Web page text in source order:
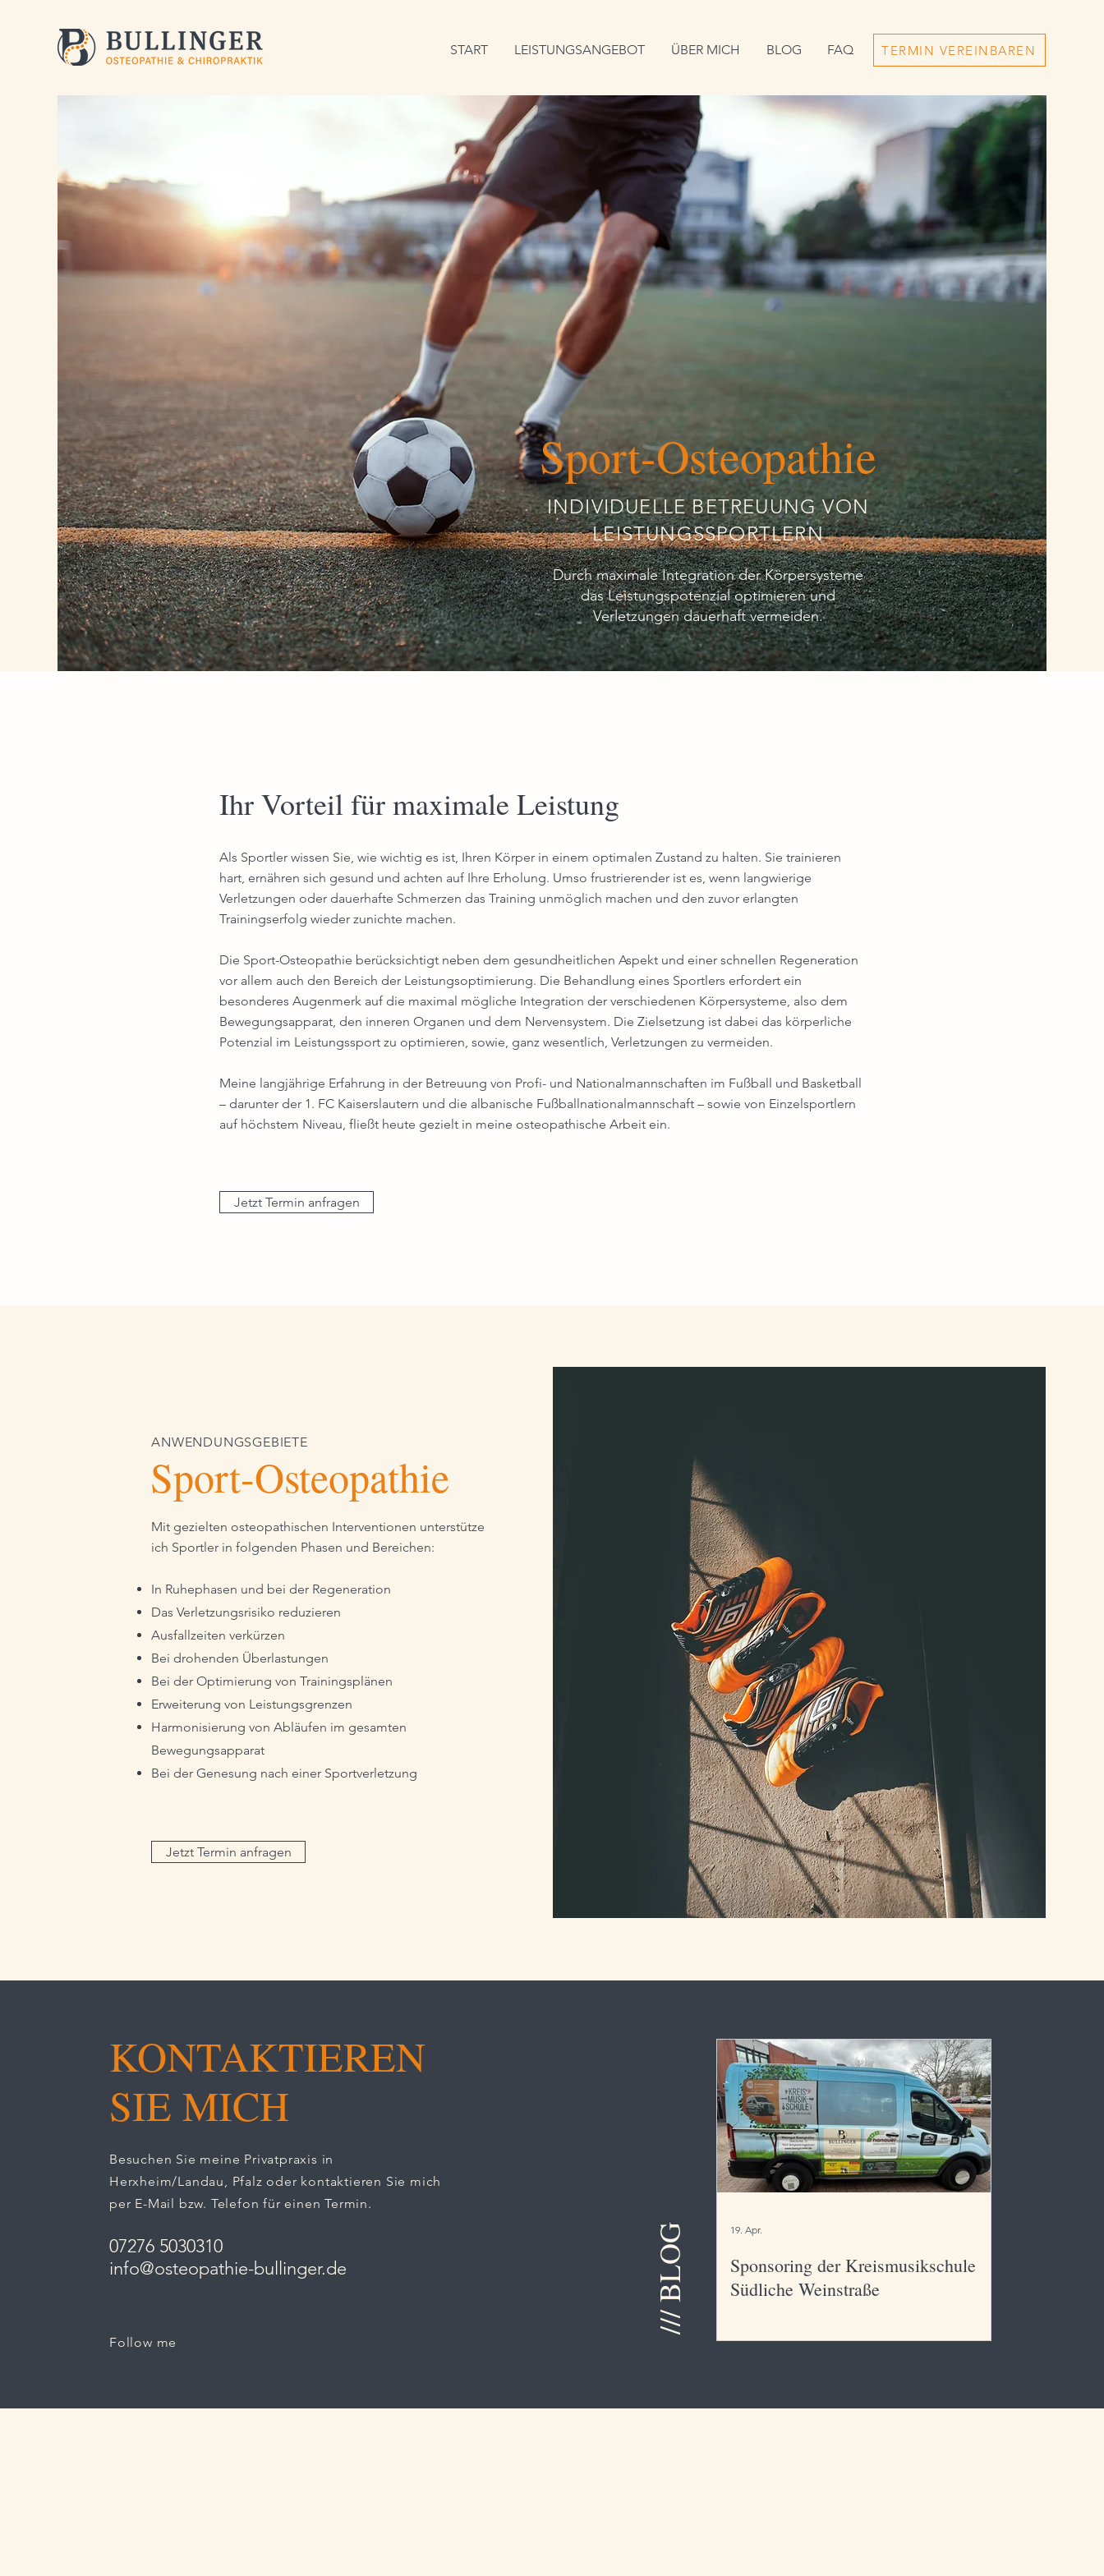
START LEISTUNGSANGEBOT ÜBER MICH BLOG FAQ TERMIN VEREINBAREN
Sport-Osteopathie
INDIVIDUELLE BETREUUNG VON
LEISTUNGSSPORTLERN
Durch maximale Integration der Körpersysteme
das Leistungspotenzial optimieren und
Verletzungen dauerhaft vermeiden.
Ihr Vorteil für maximale Leistung
Als Sportler wissen Sie, wie wichtig es ist, Ihren Körper in einem optimalen Zustand zu halten. Sie trainieren
hart, ernähren sich gesund und achten auf Ihre Erholung. Umso frustrierender ist es, wenn langwierige
Verletzungen oder dauerhafte Schmerzen das Training unmöglich machen und den zuvor erlangten
Trainingserfolg wieder zunichte machen.
Die Sport-Osteopathie berücksichtigt neben dem gesundheitlichen Aspekt und einer schnellen Regeneration
vor allem auch den Bereich der Leistungsoptimierung. Die Behandlung eines Sportlers erfordert ein
besonderes Augenmerk auf die maximal mögliche Integration der verschiedenen Körpersysteme, also dem
Bewegungsapparat, den inneren Organen und dem Nervensystem. Die Zielsetzung ist dabei das körperliche
Potenzial im Leistungssport zu optimieren, sowie, ganz wesentlich, Verletzungen zu vermeiden.
Meine langjährige Erfahrung in der Betreuung von Profi- und Nationalmannschaften im Fußball und Basketball
– darunter der 1. FC Kaiserslautern und die albanische Fußballnationalmannschaft – sowie von Einzelsportlern
auf höchstem Niveau, fließt heute gezielt in meine osteopathische Arbeit ein.
Jetzt Termin anfragen
ANWENDUNGSGEBIETE
Sport-Osteopathie
Mit gezielten osteopathischen Interventionen unterstütze
ich Sportler in folgenden Phasen und Bereichen:
In Ruhephasen und bei der Regeneration
Das Verletzungsrisiko reduzieren
Ausfallzeiten verkürzen
Bei drohenden Überlastungen
Bei der Optimierung von Trainingsplänen
Erweiterung von Leistungsgrenzen
Harmonisierung von Abläufen im gesamten
Bewegungsapparat
Bei der Genesung nach einer Sportverletzung
Jetzt Termin anfragen
KONTAKTIEREN
SIE MICH
Besuchen Sie meine Privatpraxis in
Herxheim/Landau, Pfalz oder kontaktieren Sie mich
per E-Mail bzw. Telefon für einen Termin.
07276 5030310
info@osteopathie-bullinger.de
Follow me
Sponsoring der Kreismusikschule
Südliche Weinstraße
19. Apr.
/// BLOG